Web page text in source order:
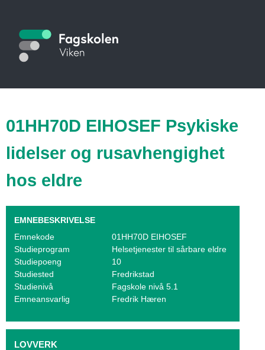
hovedinnhold
S
t
i
k
a
t
a
l
o
g
i
01HH70D EIHOSEF Psykiske
lidelser og rusavhengighet
hos eldre
EMNEBESKRIVELSE
Emnekode
01HH70D EIHOSEF
Studieprogram
Helsetjenester til sårbare eldre
Studiepoeng
10
Studiested
Fredrikstad
Studienivå
Fagskole nivå 5.1
Emneansvarlig
Fredrik Hæren
LOVVERK